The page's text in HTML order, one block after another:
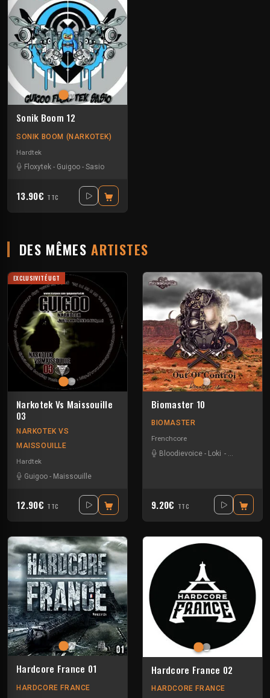
Sonik Boom 12
SONIK BOOM (NARKOTEK)
Hardtek
Floxytek - Guigoo - Sasio
13.90€ TTC
DES MÊMESARTISTES
EXCLUSIVITÉ UGT
Narkotek Vs Maissouille
03
NARKOTEK VS
MAISSOUILLE
Hardtek
Guigoo - Maissouille
12.90€ TTC
Biomaster 10
BIOMASTER
Frenchcore
Bloodievoice - Loki - Maissouille
9.20€ TTC
Hardcore France 01
HARDCORE FRANCE
Hardcore France 02
HARDCORE FRANCE